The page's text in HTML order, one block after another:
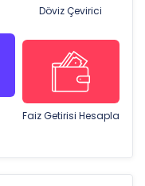
Döviz Çevirici
Faiz Getirisi Hesapla